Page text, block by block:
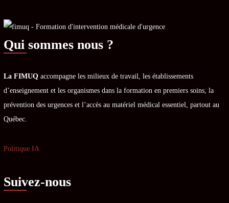
Qui sommes nous ?
La FIMUQ accompagne les milieux de travail, les établissements
d’enseignement et les organismes dans la formation en premiers soins, la
prévention des urgences et l’accès au matériel médical essentiel, partout au
Québec.
Politique IA
Suivez-nous